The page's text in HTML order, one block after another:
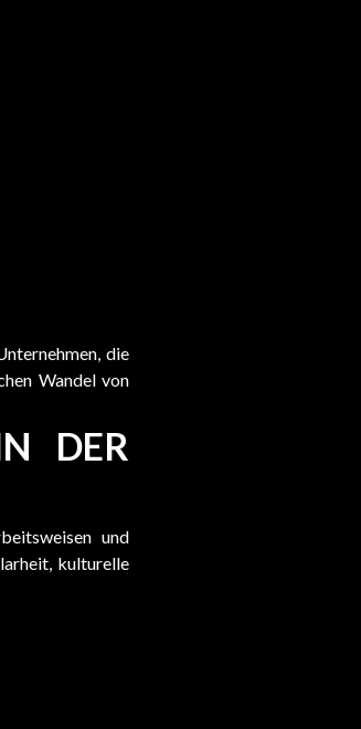
die
Wandel von
DER
und
kulturelle